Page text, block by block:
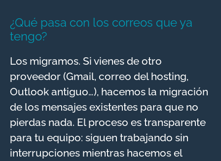
¿Qué pasa con los correos que ya
tengo?
Los migramos. Si vienes de otro
proveedor (Gmail, correo del hosting,
Outlook antiguo…), hacemos la migración
de los mensajes existentes para que no
pierdas nada. El proceso es transparente
para tu equipo: siguen trabajando sin
interrupciones mientras hacemos el